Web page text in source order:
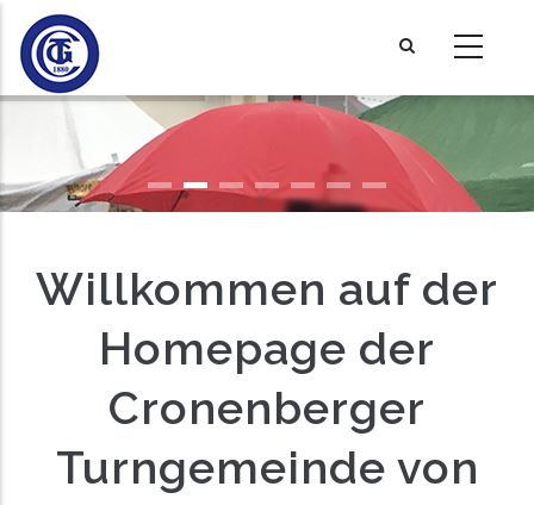
Direkt
zum
Inhalt
Willkommen auf der
Homepage der
Cronenberger
Turngemeinde von